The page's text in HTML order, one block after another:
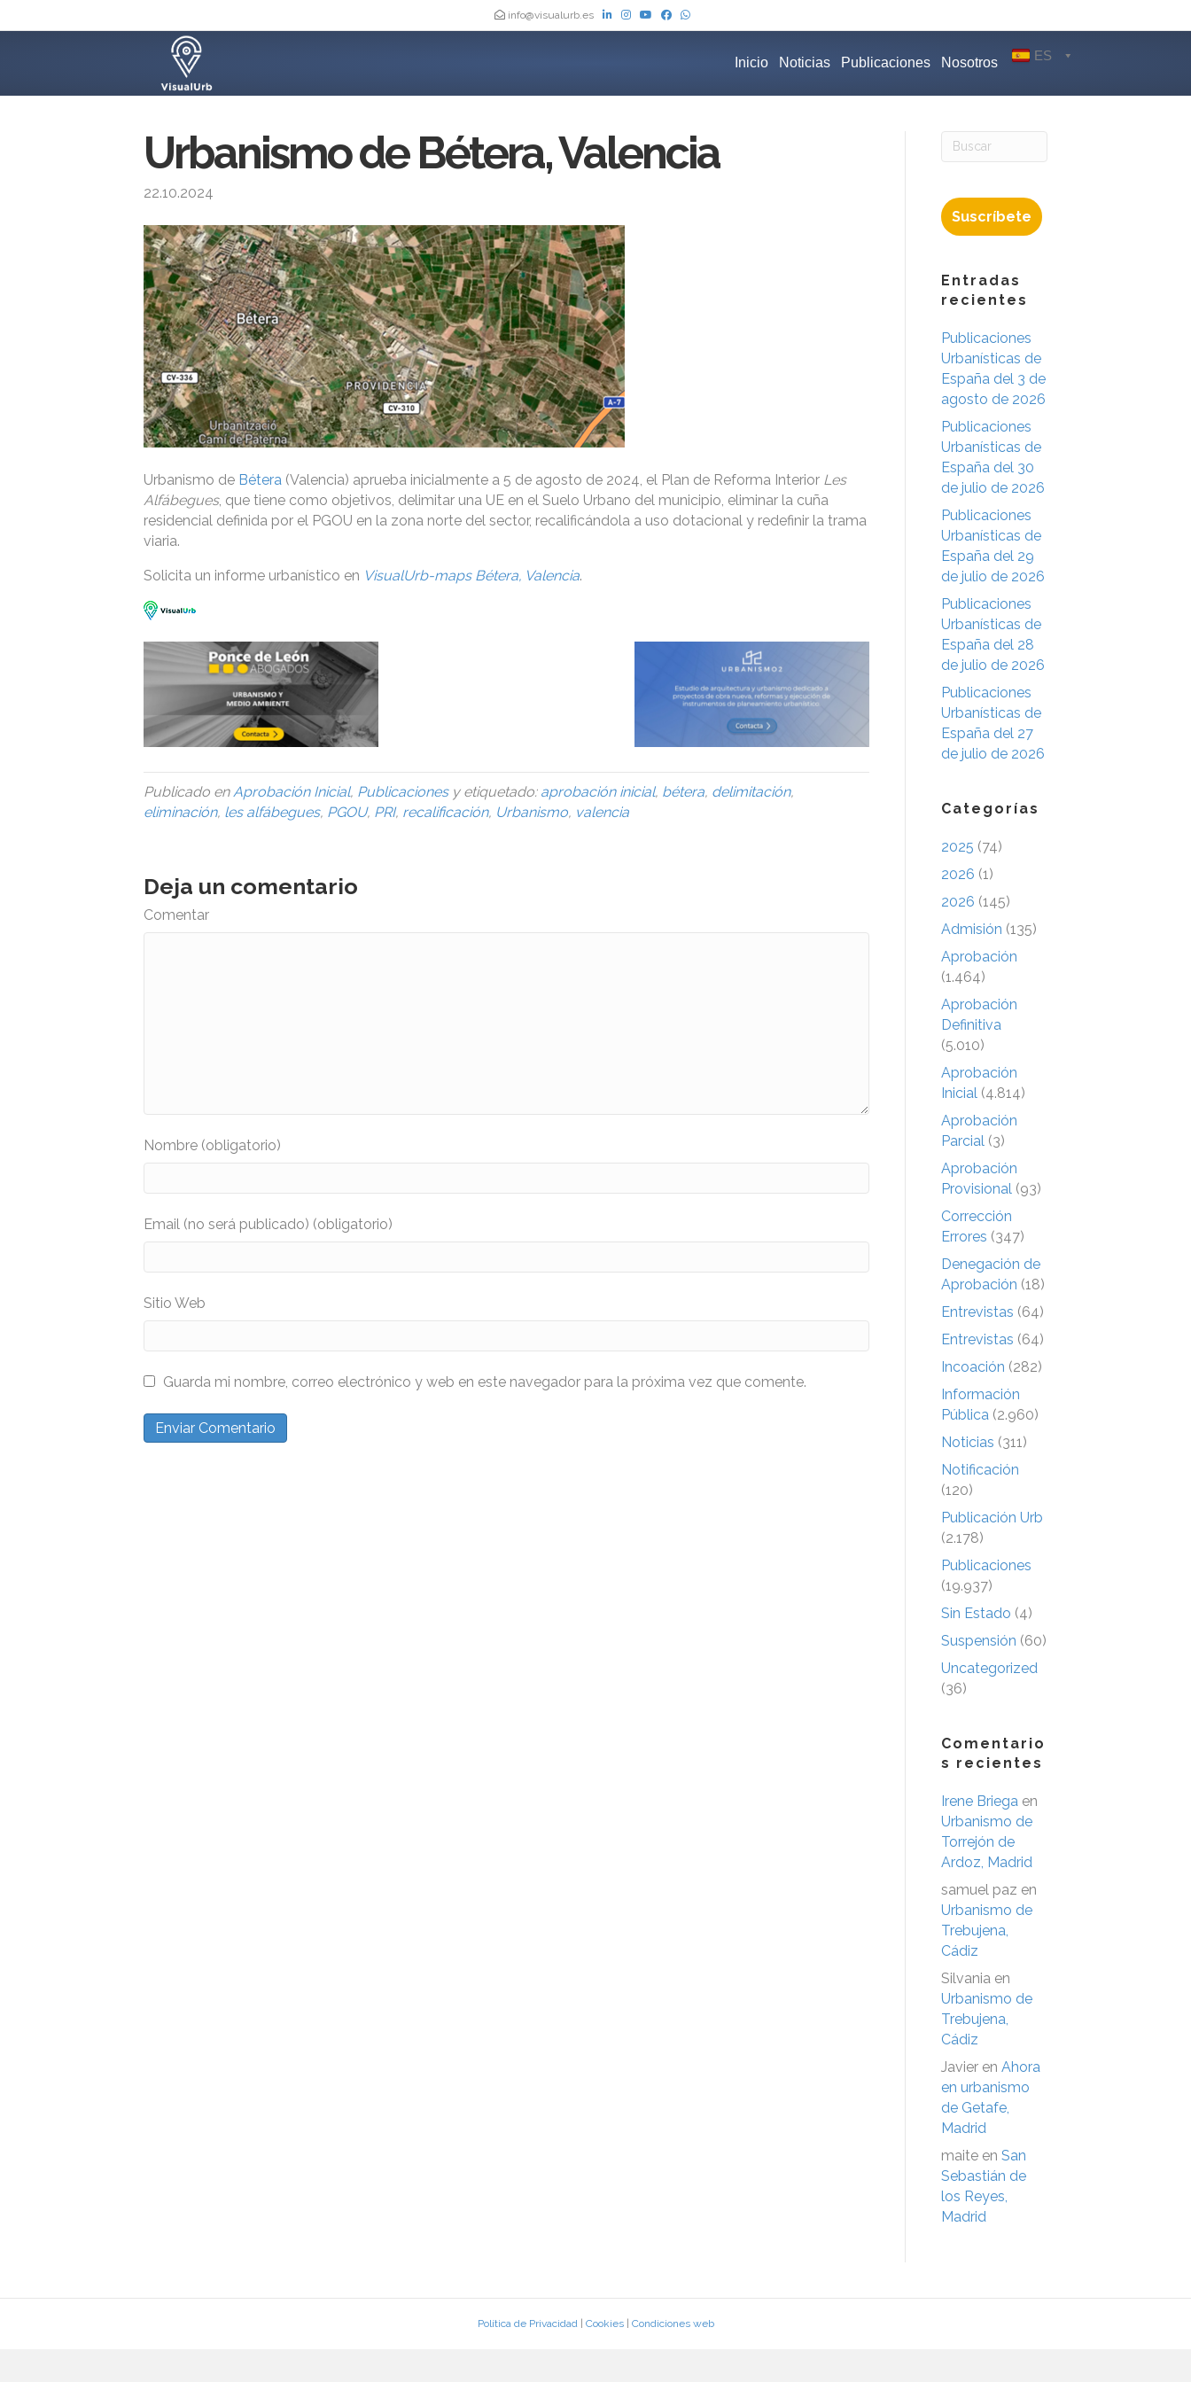
info@visualurb.es
Inicio Noticias Publicaciones Nosotros ES
Urbanismo de Bétera, Valencia
22.10.2024
Urbanismo de Bétera (Valencia) aprueba inicialmente a 5 de agosto de 2024, el Plan de Reforma Interior Les
Alfábegues, que tiene como objetivos, delimitar una UE en el Suelo Urbano del municipio, eliminar la cuña
residencial definida por el PGOU en la zona norte del sector, recalificándola a uso dotacional y redefinir la trama
viaria.
Solicita un informe urbanístico en VisualUrb-maps Bétera, Valencia.
Publicado enAprobación Inicial, Publicacionesy etiquetado: aprobación inicial, bétera, delimitación,
eliminación, les alfábegues, PGOU, PRI, recalificación, Urbanismo, valencia
Deja un comentario
Comentar
Nombre (obligatorio)
Email (no será publicado) (obligatorio)
Sitio Web
Guarda mi nombre, correo electrónico y web en este navegador para la próxima vez que comente.
Suscríbete
Entradas
recientes
Publicaciones
Urbanísticas de
España del 3 de
agosto de 2026
Publicaciones
Urbanísticas de
España del 30
de julio de 2026
Publicaciones
Urbanísticas de
España del 29
de julio de 2026
Publicaciones
Urbanísticas de
España del 28
de julio de 2026
Publicaciones
Urbanísticas de
España del 27
de julio de 2026
Categorías
2025 (74)
2026 (1)
2026 (145)
Admisión (135)
Aprobación
(1.464)
Aprobación
Definitiva
(5.010)
Aprobación
Inicial (4.814)
Aprobación
Parcial (3)
Aprobación
Provisional (93)
Corrección
Errores (347)
Denegación de
Aprobación (18)
Entrevistas (64)
Entrevistas (64)
Incoación (282)
Información
Pública (2.960)
Noticias (311)
Notificación
(120)
Publicación Urb
(2.178)
Publicaciones
(19.937)
Sin Estado (4)
Suspensión (60)
Uncategorized
(36)
Comentario
s recientes
Irene Briega en
Urbanismo de
Torrejón de
Ardoz, Madrid
samuel paz en
Urbanismo de
Trebujena,
Cádiz
Silvania en
Urbanismo de
Trebujena,
Cádiz
Javier en Ahora
en urbanismo
de Getafe,
Madrid
maite en San
Sebastián de
los Reyes,
Madrid
Política de Privacidad| Cookies| Condiciones web